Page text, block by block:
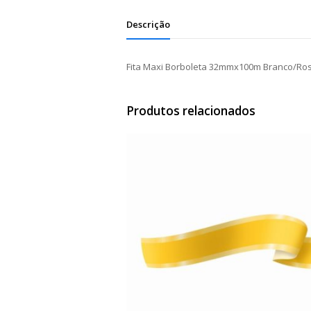
Descrição
Fita Maxi Borboleta 32mmx100m Branco/
Produtos relacionados